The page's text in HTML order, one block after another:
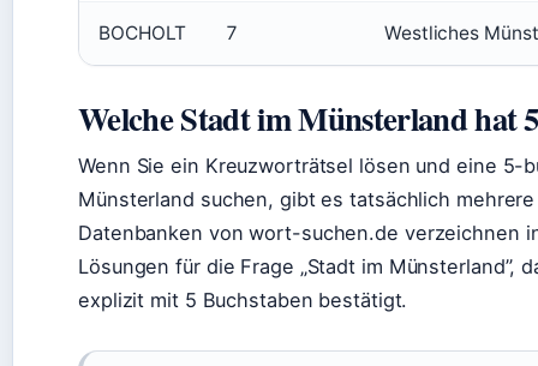
BOCHOLT 7 Westliches
Welche Stadt im Münsterland hat
Wenn Sie ein Kreuzworträtsel lösen und eine 5-
Münsterland suchen, gibt es tatsächlich
Datenbanken von wort-suchen.de verzeichnen
Lösungen für die Frage „Stadt im Münsterland”,
explizit mit 5 Buchstaben bestätigt.